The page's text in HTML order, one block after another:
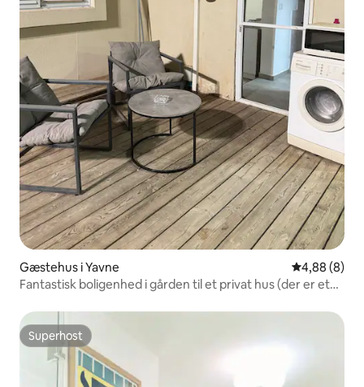
Gæstehus i Yavne 4,88 ud af 5
4,88 (8)
Fantastisk boligenhed i gården til et privat hus (der er et
Superhost
Superhost